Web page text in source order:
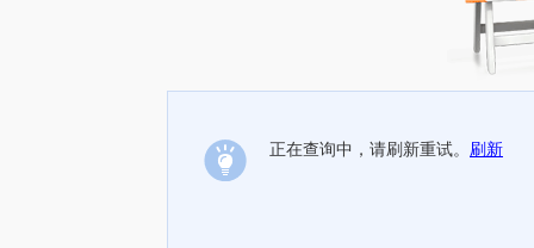
正在查询中，请刷新重试。 刷新